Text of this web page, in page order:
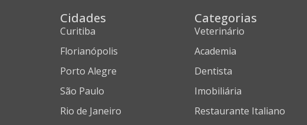
Cidades
Curitiba
Florianópolis
Porto Alegre
São Paulo
Rio de Janeiro
Categorias
Veterinário
Academia
Dentista
Imobiliária
Restaurante Italiano